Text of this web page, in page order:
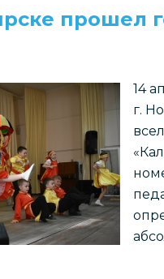
прошел
14
г.